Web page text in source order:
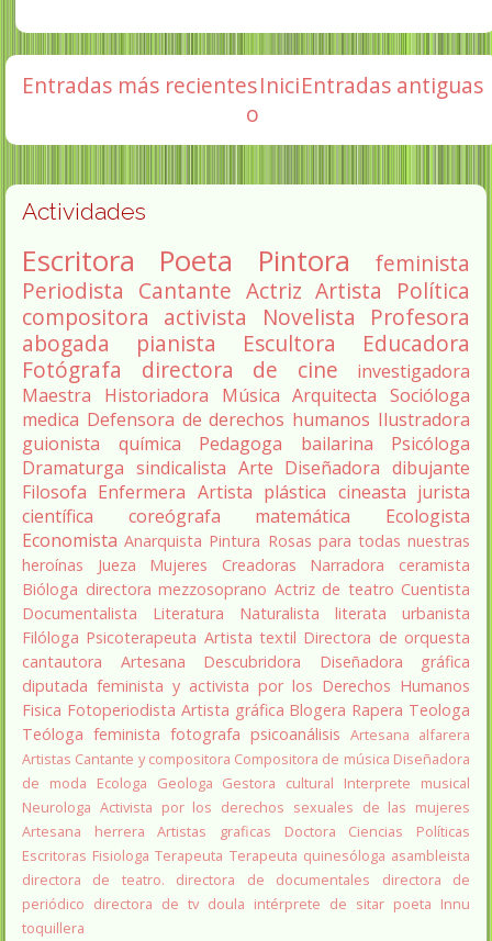
Entradas más recientes Entradas antiguas
Inici
o
Actividades
Escritora Poeta Pintora
feminista
Periodista Cantante Actriz Artista
Política
compositora activista Novelista
Profesora
abogada
pianista Escultora
Educadora
Fotógrafa
directora de cine
investigadora
Maestra
Historiadora Música Arquitecta Socióloga
medica Defensora de derechos humanos Ilustradora
guionista
química Pedagoga bailarina
Psicóloga
Dramaturga sindicalista Arte Diseñadora dibujante
Filosofa Enfermera Artista plástica cineasta jurista
científica
coreógrafa matemática
Ecologista
Economista Anarquista Pintura Rosas para todas nuestras
heroínas
Jueza Mujeres Creadoras Narradora
ceramista
Bióloga directora mezzosoprano Actriz de teatro Cuentista
Documentalista
Literatura Naturalista literata
urbanista
Filóloga Psicoterapeuta Artista textil Directora de orquesta
cantautora
Artesana Descubridora
Diseñadora gráfica
diputada feminista y activista por los Derechos Humanos
Fisica Fotoperiodista Artista gráfica Blogera Rapera Teologa
Teóloga feminista fotografa psicoanálisis Artesana alfarera
Artistas Cantante y compositora Compositora de música Diseñadora
de moda
Ecologa Geologa Gestora cultural
Interprete musical
Neurologa Activista por los derechos sexuales de las mujeres
Artesana herrera
Artistas graficas
Doctora Ciencias Políticas
Escritoras Fisiologa Terapeuta Terapeuta quinesóloga asambleista
directora de teatro.
directora de documentales
directora de
periódico directora de tv doula intérprete de sitar poeta Innu
toquillera